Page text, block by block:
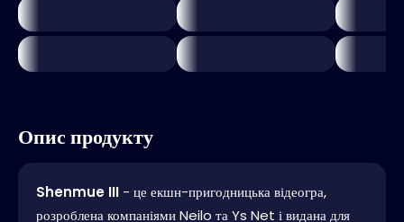
Опис продукту
Shenmue III - це екшн-пригодницька відеогра,
розроблена компаніями Neilo та Ys Net і видана для